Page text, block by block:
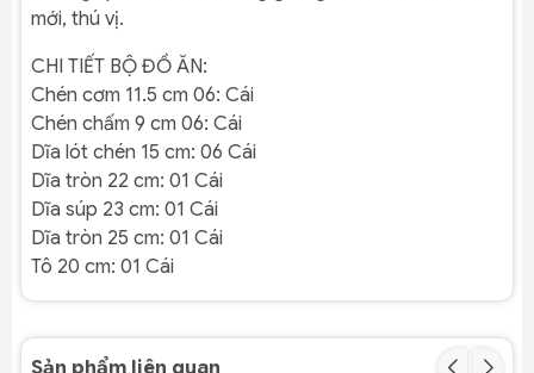
mới, thú vị.
CHI TIẾT BỘ ĐỒ ĂN:
Chén cơm 11.5 cm 06: Cái
Chén chấm 9 cm 06: Cái
Dĩa lót chén 15 cm: 06 Cái
Dĩa tròn 22 cm: 01 Cái
Dĩa súp 23 cm: 01 Cái
Dĩa tròn 25 cm: 01 Cái
Tô 20 cm: 01 Cái
Sản phẩm liên quan